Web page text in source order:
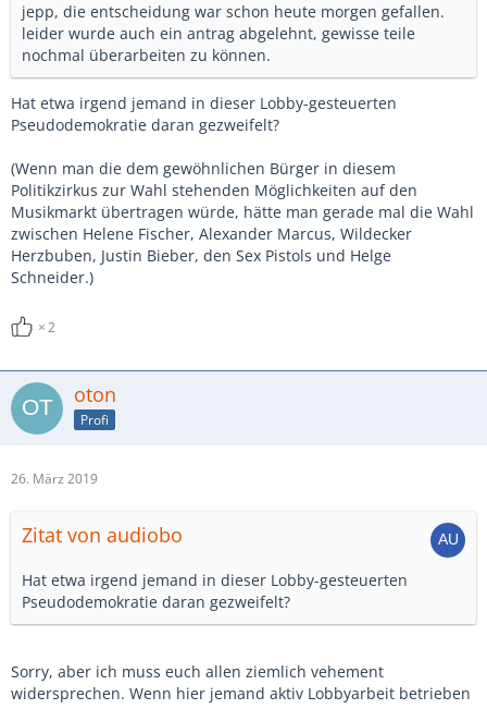
jepp, die entscheidung war schon heute morgen gefallen.
leider wurde auch ein antrag abgelehnt, gewisse teile
nochmal überarbeiten zu können.
Hat etwa irgend jemand in dieser Lobby-gesteuerten
Pseudodemokratie daran gezweifelt?
(Wenn man die dem gewöhnlichen Bürger in diesem
Politikzirkus zur Wahl stehenden Möglichkeiten auf den
Musikmarkt übertragen würde, hätte man gerade mal die Wahl
zwischen Helene Fischer, Alexander Marcus, Wildecker
Herzbuben, Justin Bieber, den Sex Pistols und Helge
Schneider.)
2
oton
Profi
26. März 2019
Zitat von audiobo
Hat etwa irgend jemand in dieser Lobby-gesteuerten
Pseudodemokratie daran gezweifelt?
Sorry, aber ich muss euch allen ziemlich vehement
widersprechen. Wenn hier jemand aktiv Lobbyarbeit betrieben